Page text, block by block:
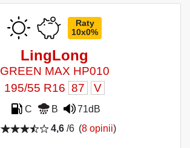
Raty
10x0%
LingLong
GREEN MAX HP010
195/55 R16 87 V
C B
71dB
4,6 /6 (8 opinii)